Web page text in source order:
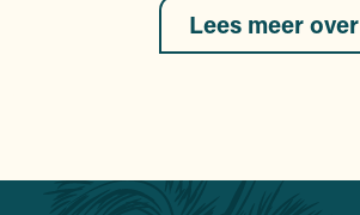
Lees meer over